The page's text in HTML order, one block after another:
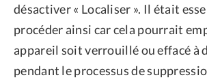
désactiver « Localiser ». Il était
procéder ainsi car cela pourrait
appareil soit verrouillé ou effacé à
pendant le processus de